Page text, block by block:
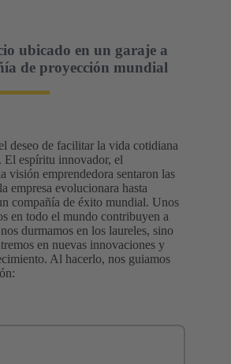
ubicado en un garaje a
de proyección mundial
deseo de facilitar la vida cotidiana
El espíritu innovador, el
visión emprendedora sentaron las
empresa evolucionara hasta
compañía de éxito mundial. Unos
en todo el mundo contribuyen a
durmamos en los laureles, sino
en nuevas innovaciones y
Al hacerlo, nos guiamos